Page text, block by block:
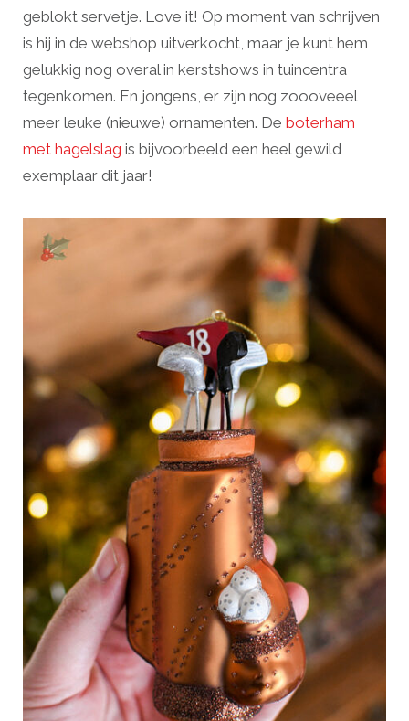
geblokt servetje. Love it! Op moment van schrijven
is hij in de webshop uitverkocht, maar je kunt hem
gelukkig nog overal in kerstshows in tuincentra
tegenkomen. En jongens, er zijn nog zoooveeel
meer leuke (nieuwe) ornamenten. De boterham
met hagelslag is bijvoorbeeld een heel gewild
exemplaar dit jaar!